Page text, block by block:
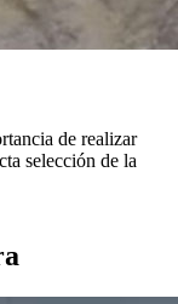
de realizar
selección de la